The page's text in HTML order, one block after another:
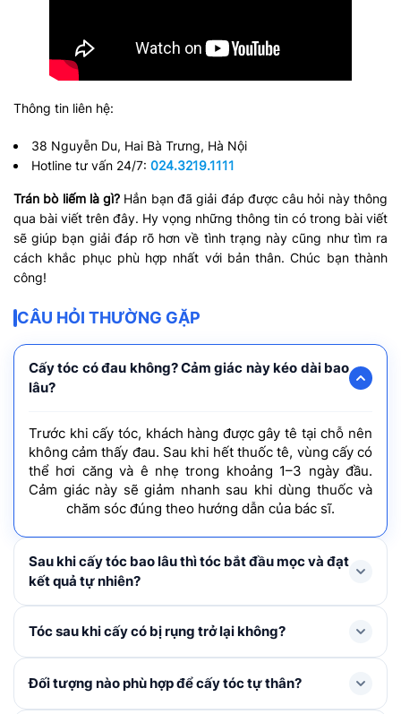
Thông tin liên hệ:
38 Nguyễn Du, Hai Bà Trưng, Hà Nội
Hotline tư vấn 24/7: 024.3219.1111
Trán bò liếm là gì? Hẳn bạn đã giải đáp được câu hỏi này thông
qua bài viết trên đây. Hy vọng những thông tin có trong bài viết
sẽ giúp bạn giải đáp rõ hơn về tình trạng này cũng như tìm ra
cách khắc phục phù hợp nhất với bản thân. Chúc bạn thành
công!
CÂU HỎI THƯỜNG GẶP
Cấy tóc có đau không? Cảm giác này kéo dài bao
lâu?
Trước khi cấy tóc, khách hàng được gây tê tại chỗ nên
không cảm thấy đau. Sau khi hết thuốc tê, vùng cấy có
thể hơi căng và ê nhẹ trong khoảng 1–3 ngày đầu.
Cảm giác này sẽ giảm nhanh sau khi dùng thuốc và
chăm sóc đúng theo hướng dẫn của bác sĩ.
Sau khi cấy tóc bao lâu thì tóc bắt đầu mọc và đạt
kết quả tự nhiên?
Tóc mới thường rụng shock loss trong 1-3 tháng đầu
năm.
Tóc sau khi cấy có bị rụng trở lại không?
Trong 1 – 3 tháng đầu, tóc cấy có thể rụng thay thân
Đối tượng nào phù hợp để cấy tóc tự thân?